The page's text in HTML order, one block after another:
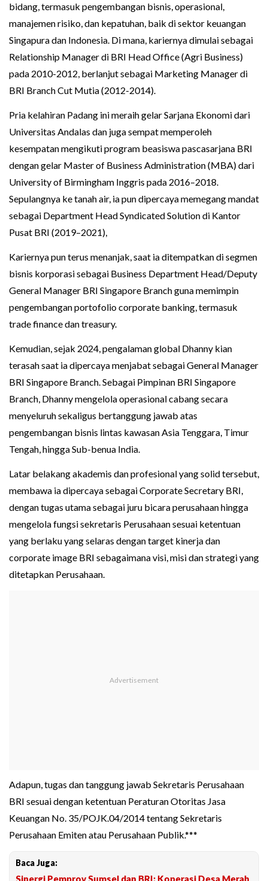
bidang, termasuk pengembangan bisnis, operasional,
manajemen risiko, dan kepatuhan, baik di sektor keuangan
Singapura dan Indonesia. Di mana, kariernya dimulai sebagai
Relationship Manager di BRI Head Office (Agri Business)
pada 2010-2012, berlanjut sebagai Marketing Manager di
BRI Branch Cut Mutia (2012-2014).
Pria kelahiran Padang ini meraih gelar Sarjana Ekonomi dari
Universitas Andalas dan juga sempat memperoleh
kesempatan mengikuti program beasiswa pascasarjana BRI
dengan gelar Master of Business Administration (MBA) dari
University of Birmingham Inggris pada 2016–2018.
Sepulangnya ke tanah air, ia pun dipercaya memegang mandat
sebagai Department Head Syndicated Solution di Kantor
Pusat BRI (2019–2021),
Kariernya pun terus menanjak, saat ia ditempatkan di segmen
bisnis korporasi sebagai Business Department Head/Deputy
General Manager BRI Singapore Branch guna memimpin
pengembangan portofolio corporate banking, termasuk
trade finance dan treasury.
Kemudian, sejak 2024, pengalaman global Dhanny kian
terasah saat ia dipercaya menjabat sebagai General Manager
BRI Singapore Branch. Sebagai Pimpinan BRI Singapore
Branch, Dhanny mengelola operasional cabang secara
menyeluruh sekaligus bertanggung jawab atas
pengembangan bisnis lintas kawasan Asia Tenggara, Timur
Tengah, hingga Sub-benua India.
Latar belakang akademis dan profesional yang solid tersebut,
membawa ia dipercaya sebagai Corporate Secretary BRI,
dengan tugas utama sebagai juru bicara perusahaan hingga
mengelola fungsi sekretaris Perusahaan sesuai ketentuan
yang berlaku yang selaras dengan target kinerja dan
corporate image BRI sebagaimana visi, misi dan strategi yang
ditetapkan Perusahaan.
Adapun, tugas dan tanggung jawab Sekretaris Perusahaan
BRI sesuai dengan ketentuan Peraturan Otoritas Jasa
Keuangan No. 35/POJK.04/2014 tentang Sekretaris
Perusahaan Emiten atau Perusahaan Publik.***
Baca Juga:
Sinergi Pemprov Sumsel dan BRI: Koperasi Desa Merah